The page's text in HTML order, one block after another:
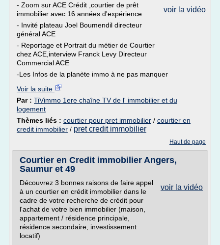
voir la vidéo
- Zoom sur ACE Crédit ,courtier de prêt
immobilier avec 16 années d'expérience
- Invité plateau Joel Boumendil directeur
général ACE
- Reportage et Portrait du métier de Courtier
chez ACE,interview Franck Levy Directeur
Commercial ACE
-Les Infos de la planète immo à ne pas manquer
Voir la suite
Par : TiVimmo 1ere chaîne TV de l' immobilier et du
logement
Thèmes liés : courtier pour pret immobilier / courtier en
credit immobilier / pret credit immobilier
Haut de page
Courtier en Credit immobilier Angers,
Saumur et 49
voir la vidéo
Découvrez 3 bonnes raisons de faire appel
à un courtier en crédit immobilier dans le
cadre de votre recherche de crédit pour
l'achat de votre bien immobilier (maison,
appartement / résidence principale,
résidence secondaire, investissement
locatif)